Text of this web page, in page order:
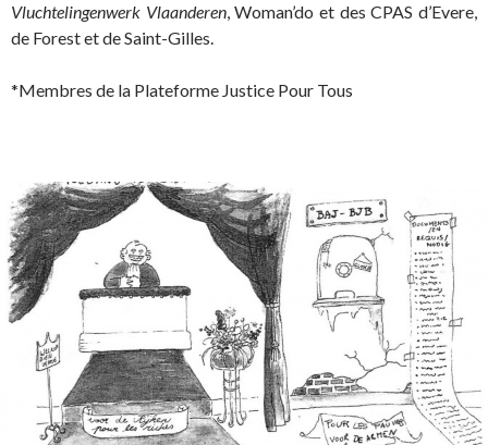
Vluchtelingenwerk Vlaanderen, Woman’do et des CPAS d’Evere,
de Forest et de Saint-Gilles.
*Membres de la Plateforme Justice Pour Tous